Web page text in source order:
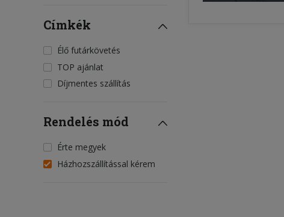
Címkék
Élő futárkövetés
TOP ajánlat
Díjmentes szállítás
Rendelés mód
Érte megyek
Házhozszállítással kérem